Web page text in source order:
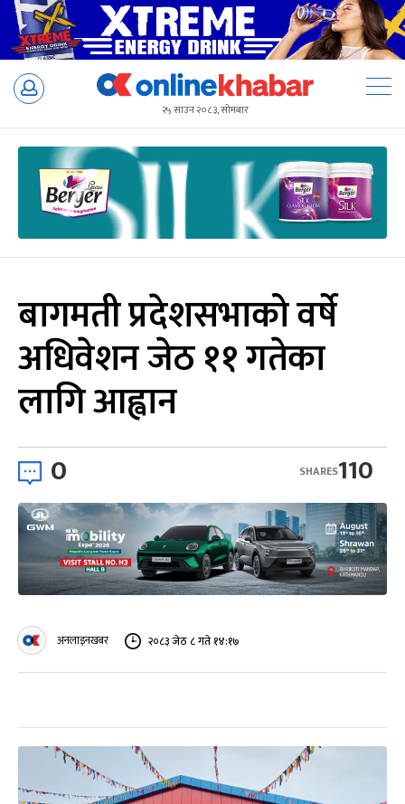
Skip
२५ साउन २०८३, सोमबार
बागमती प्रदेशसभाको वर्षे
अधिवेशन जेठ ११ गतेका
लागि आह्वान
0 110
SHARES
अनलाइनखबर २०८३ जेठ ८ गते १४:१७